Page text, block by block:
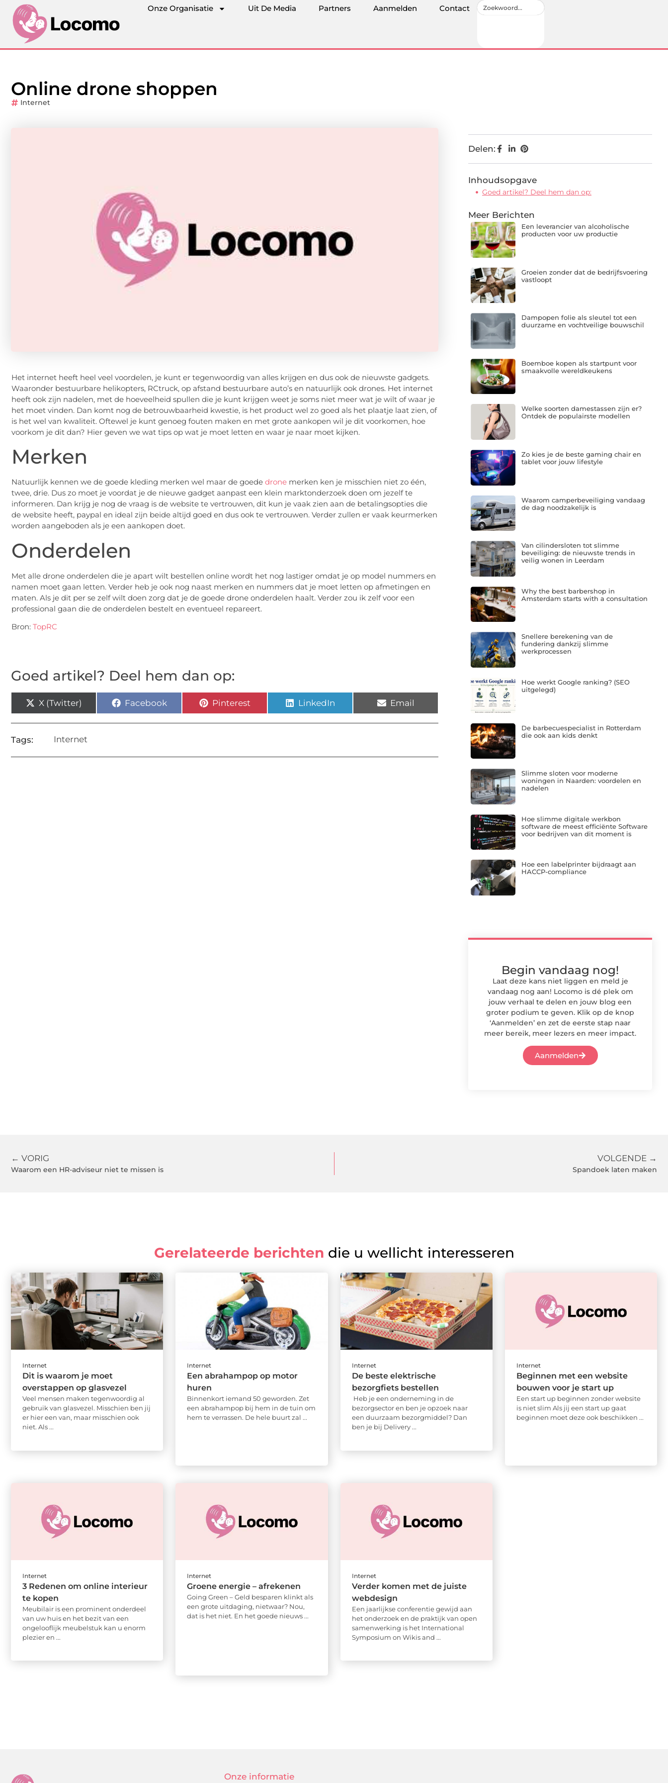
Onze Organisatie Uit De Media Partners Aanmelden Contact
Online drone shoppen
Internet
Het internet heeft heel veel voordelen, je kunt er tegenwoordig van alles krijgen en dus ook de nieuwste gadgets.
Waaronder bestuurbare helikopters, RCtruck, op afstand bestuurbare auto’s en natuurlijk ook drones. Het internet
heeft ook zijn nadelen, met de hoeveelheid spullen die je kunt krijgen weet je soms niet meer wat je wilt of waar je
het moet vinden. Dan komt nog de betrouwbaarheid kwestie, is het product wel zo goed als het plaatje laat zien, of
is het wel van kwaliteit. Oftewel je kunt genoeg fouten maken en met grote aankopen wil je dit voorkomen, hoe
voorkom je dit dan? Hier geven we wat tips op wat je moet letten en waar je naar moet kijken.
Merken
Natuurlijk kennen we de goede kleding merken wel maar de goede drone merken ken je misschien niet zo één,
twee, drie. Dus zo moet je voordat je de nieuwe gadget aanpast een klein marktonderzoek doen om jezelf te
informeren. Dan krijg je nog de vraag is de website te vertrouwen, dit kun je vaak zien aan de betalingsopties die
de website heeft, paypal en ideal zijn beide altijd goed en dus ook te vertrouwen. Verder zullen er vaak keurmerken
worden aangeboden als je een aankopen doet.
Onderdelen
Met alle drone onderdelen die je apart wilt bestellen online wordt het nog lastiger omdat je op model nummers en
namen moet gaan letten. Verder heb je ook nog naast merken en nummers dat je moet letten op afmetingen en
maten. Als je dit per se zelf wilt doen zorg dat je de goede drone onderdelen haalt. Verder zou ik zelf voor een
professional gaan die de onderdelen bestelt en eventueel repareert.
Bron: TopRC
Goed artikel? Deel hem dan op:
X (Twitter) Facebook Pinterest LinkedIn Email
Tags: Internet
Delen:
Inhoudsopgave
Goed artikel? Deel hem dan op:
Meer Berichten
Een leverancier van alcoholische
producten voor uw productie
Groeien zonder dat de bedrijfsvoering
vastloopt
Dampopen folie als sleutel tot een
duurzame en vochtveilige bouwschil
Boemboe kopen als startpunt voor
smaakvolle wereldkeukens
Welke soorten damestassen zijn er?
Ontdek de populairste modellen
Zo kies je de beste gaming chair en
tablet voor jouw lifestyle
Waarom camperbeveiliging vandaag
de dag noodzakelijk is
Van cilindersloten tot slimme
beveiliging: de nieuwste trends in
veilig wonen in Leerdam
Why the best barbershop in
Amsterdam starts with a consultation
Snellere berekening van de
fundering dankzij slimme
werkprocessen
Hoe werkt Google ranking? (SEO
uitgelegd)
De barbecuespecialist in Rotterdam
die ook aan kids denkt
Slimme sloten voor moderne
woningen in Naarden: voordelen en
nadelen
Hoe slimme digitale werkbon
software de meest efficiënte Software
voor bedrijven van dit moment is
Hoe een labelprinter bijdraagt aan
HACCP-compliance
Begin vandaag nog!
Laat deze kans niet liggen en meld je
vandaag nog aan! Locomo is dé plek om
jouw verhaal te delen en jouw blog een
groter podium te geven. Klik op de knop
‘Aanmelden’ en zet de eerste stap naar
meer bereik, meer lezers en meer impact.
Aanmelden
← VORIG
Waarom een HR-adviseur niet te missen is
VOLGENDE →
Spandoek laten maken
Gerelateerde berichten die u wellicht interesseren
Internet
Dit is waarom je moet
overstappen op glasvezel
Veel mensen maken tegenwoordig al
gebruik van glasvezel. Misschien ben jij
er hier een van, maar misschien ook
niet. Als ...
Internet
Een abrahampop op motor
huren
Binnenkort iemand 50 geworden. Zet
een abrahampop bij hem in de tuin om
hem te verrassen. De hele buurt zal ...
Internet
De beste elektrische
bezorgfiets bestellen
Heb je een onderneming in de
bezorgsector en ben je opzoek naar
een duurzaam bezorgmiddel? Dan
ben je bij Delivery ...
Internet
Beginnen met een website
bouwen voor je start up
Een start up beginnen zonder website
is niet slim Als jij een start up gaat
beginnen moet deze ook beschikken ...
Internet
3 Redenen om online interieur
te kopen
Meubilair is een prominent onderdeel
van uw huis en het bezit van een
ongelooflijk meubelstuk kan u enorm
plezier en ...
Internet
Groene energie – afrekenen
Going Green – Geld besparen klinkt als
een grote uitdaging, nietwaar? Nou,
dat is het niet. En het goede nieuws ...
Internet
Verder komen met de juiste
webdesign
Een jaarlijkse conferentie gewijd aan
het onderzoek en de praktijk van open
samenwerking is het International
Symposium on Wikis and ...
Onze informatie